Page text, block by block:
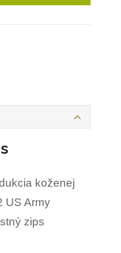
koženej
US Army
zips